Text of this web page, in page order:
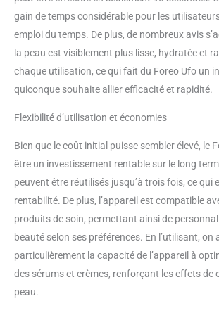
routines
compléter chaque
coréen ou
selon vos
enregistrez les
une utilisation
gain de temps considérable pour les
emploi du temps. De plus, de nombreux avis
la peau est visiblement plus lisse, hydratée et
chaque utilisation, ce qui fait du Foreo Ufo un
quiconque souhaite allier efficacité et rapidité.
Flexibilité d’utilisation et économies
Bien que le coût initial puisse sembler élevé, le
être un investissement rentable sur le long
peuvent être réutilisés jusqu’à trois fois, ce qui
rentabilité. De plus, l’appareil est compatible
produits de soin, permettant ainsi de
beauté selon ses préférences. En l’utilisant, on
particulièrement la capacité de l’appareil à
des sérums et crèmes, renforçant les effets de
peau.